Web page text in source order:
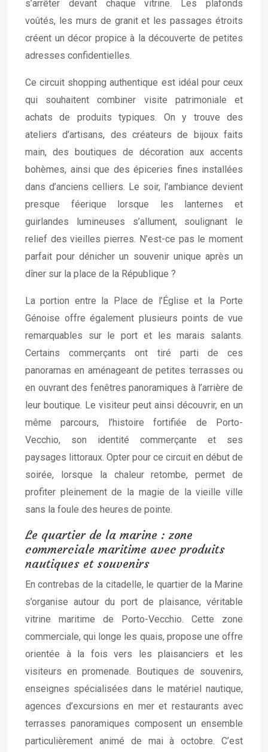
s’arrêter devant chaque vitrine. Les plafonds
voûtés, les murs de granit et les passages étroits
créent un décor propice à la découverte de petites
adresses confidentielles.
Ce circuit shopping authentique est idéal pour ceux
qui souhaitent combiner visite patrimoniale et
achats de produits typiques. On y trouve des
ateliers d’artisans, des créateurs de bijoux faits
main, des boutiques de décoration aux accents
bohèmes, ainsi que des épiceries fines installées
dans d’anciens celliers. Le soir, l’ambiance devient
presque féerique lorsque les lanternes et
guirlandes lumineuses s’allument, soulignant le
relief des vieilles pierres. N’est-ce pas le moment
parfait pour dénicher un souvenir unique après un
dîner sur la place de la République ?
La portion entre la Place de l’Église et la Porte
Génoise offre également plusieurs points de vue
remarquables sur le port et les marais salants.
Certains commerçants ont tiré parti de ces
panoramas en aménageant de petites terrasses ou
en ouvrant des fenêtres panoramiques à l’arrière de
leur boutique. Le visiteur peut ainsi découvrir, en un
même parcours, l’histoire fortifiée de Porto-
Vecchio, son identité commerçante et ses
paysages littoraux. Opter pour ce circuit en début de
soirée, lorsque la chaleur retombe, permet de
profiter pleinement de la magie de la vieille ville
sans la foule des heures de pointe.
Le quartier de la marine : zone
commerciale maritime avec produits
nautiques et souvenirs
En contrebas de la citadelle, le quartier de la Marine
s’organise autour du port de plaisance, véritable
vitrine maritime de Porto-Vecchio. Cette zone
commerciale, qui longe les quais, propose une offre
orientée à la fois vers les plaisanciers et les
visiteurs en promenade. Boutiques de souvenirs,
enseignes spécialisées dans le matériel nautique,
agences d’excursions en mer et restaurants avec
terrasses panoramiques composent un ensemble
particulièrement animé de mai à octobre. C’est